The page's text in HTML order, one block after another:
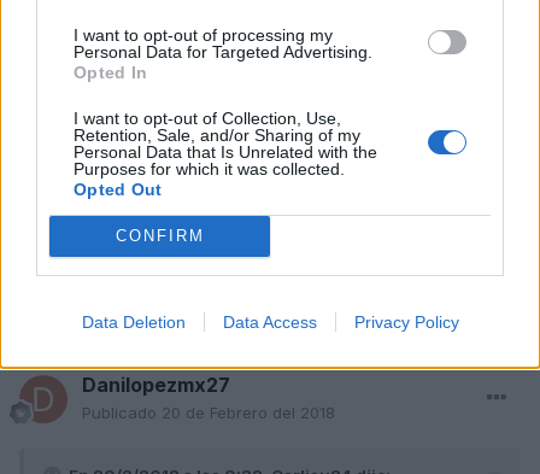
I want to opt-out of processing my
Personal Data for Targeted Advertising.
Opted In
I want to opt-out of Collection, Use,
Retention, Sale, and/or Sharing of my
Personal Data that Is Unrelated with the
Purposes for which it was collected.
Opted Out
CONFIRM
Data Deletion Data Access Privacy Policy
Carlisu84
Publicado
Mira esto
www.audisport-
iberica.com/ftp_asi/Descargas/A4B6B7/Montar_Volante_Multifunci
Danilopezmx27
Publicado 20 de Febrero del 2018